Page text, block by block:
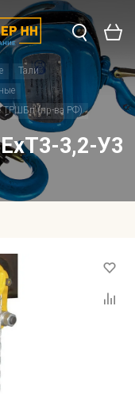
Тали
ТРШБп (пр-ва РФ)
3,2-У3